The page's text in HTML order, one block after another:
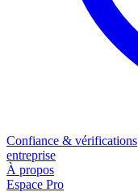
Confiance & vérifications
entreprise
À propos
Espace Pro